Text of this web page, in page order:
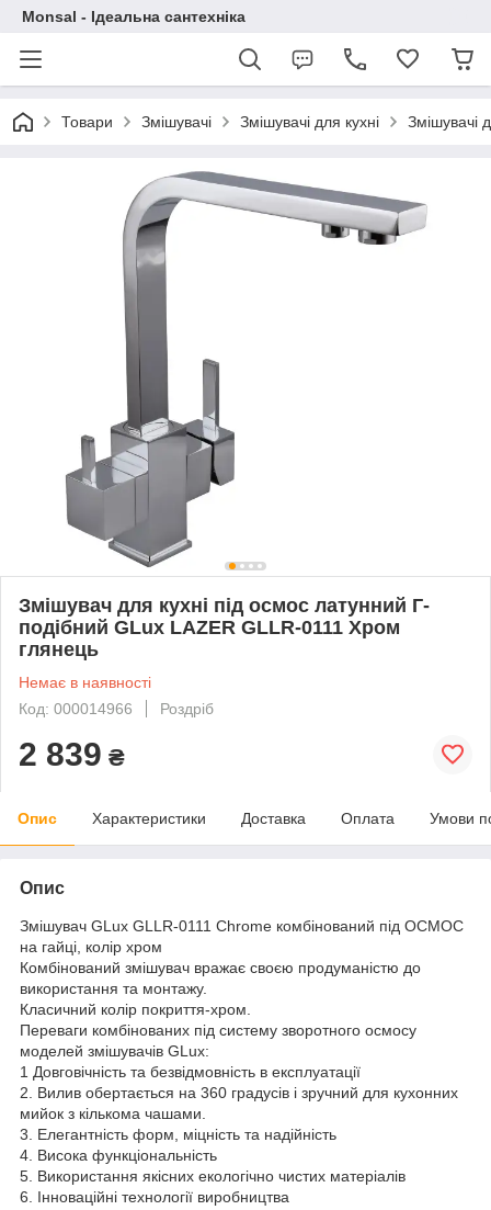
Monsal - Ідеальна сантехніка
Товари Змішувачі Змішувачі для кухні Змішувачі
Змішувач для кухні під осмос латунний Г-
подібний GLux LAZER GLLR-0111 Хром
глянець
Немає в наявності
Код: 000014966
Роздріб
2 839 ₴
Опис Характеристики Доставка Оплата Умови
Опис
Змішувач GLux GLLR-0111 Chrome комбінований під ОСМОС
на гайці, колір хром
Комбінований змішувач вражає своєю продуманістю до
використання та монтажу.
Класичний колір покриття-хром.
Переваги комбінованих під систему зворотного осмосу
моделей змішувачів GLux:
1 Довговічність та безвідмовність в експлуатації
2. Вилив обертається на 360 градусів і зручний для кухонних
мийок з кількома чашами.
3. Елегантність форм, міцність та надійність
4. Висока функціональність
5. Використання якісних екологічно чистих матеріалів
6. Інноваційні технології виробництва